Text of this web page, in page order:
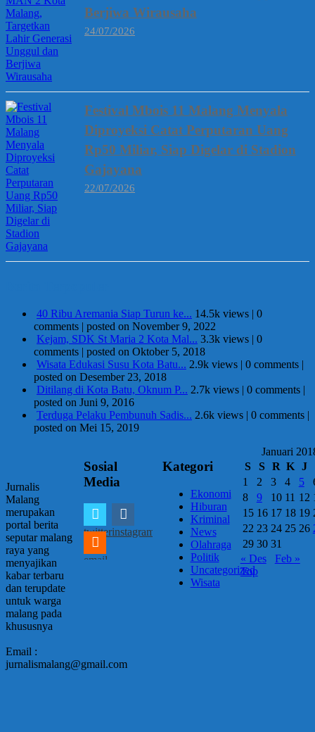
Berjiwa Wirausaha
24/07/2026
Festival Mbois 11 Malang Menyala
Diproyeksi Catat Perputaran Uang
Rp50 Miliar, Siap Digelar di Stadion
Gajayana
22/07/2026
40 Ribu Aremania Siap Turun ke... 14.5k views | 0
comments | posted on November 9, 2022
Kejam, SDK St Maria 2 Kota Mal... 3.3k views | 0
comments | posted on Oktober 5, 2018
Wisata Edukasi Susu Kota Batu... 2.9k views | 0 comments |
posted on Desember 23, 2018
Ditilang di Kota Batu, Oknum P... 2.7k views | 0 comments |
posted on Juni 9, 2016
Terduga Pelaku Pembunuh Sadis... 2.6k views | 0 comments |
posted on Mei 15, 2019
Jurnalis
Malang
merupakan
portal berita
seputar malang
raya yang
menyajikan
kabar terbaru
dan terupdate
untuk warga
malang pada
khususnya
Email :
jurnalismalang@gmail.com
Sosial
Media
twitterinstagram
email
Kategori
Ekonomi
Hiburan
Kriminal
News
Olahraga
Politik
Uncategorized
Wisata
Januari
S
S R K
J
1
2 3 4 5
8
9 10 11 12
15 16 17 18 19
22 23 24 25 26
29 30 31
« Des
Feb »
Top